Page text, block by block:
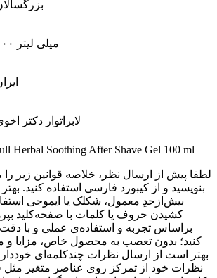
۱۰۰ میلی لیتر
لابراتوار دکتر
Herbal Soothing After Shave Gel 100 ml
لطفا پیش از ارسال نظر، خلاصه قوانین زیر
بنویسید و از کیبورد فارسی استفاده کنید.
کشیدن حروف یا کلمات با صفحه‌کلید
براساس تجربه و استفاده‌ی عملی و با
کنید؛ بدون تعصب به محصول خاص، مزایا و
بهتر است از ارسال نظرات چندکلمه‌‌ای
نظرات خود از تمرکز روی عناصر متغیر مثل